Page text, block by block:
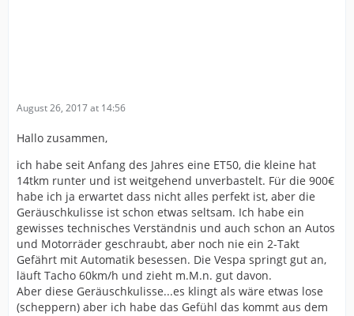
August 26, 2017 at 14:56
Hallo zusammen,
ich habe seit Anfang des Jahres eine ET50, die kleine hat
14tkm runter und ist weitgehend unverbastelt. Für die 900€
habe ich ja erwartet dass nicht alles perfekt ist, aber die
Geräuschkulisse ist schon etwas seltsam. Ich habe ein
gewisses technisches Verständnis und auch schon an Autos
und Motorräder geschraubt, aber noch nie ein 2-Takt
Gefährt mit Automatik besessen. Die Vespa springt gut an,
läuft Tacho 60km/h und zieht m.M.n. gut davon.
Aber diese Geräuschkulisse...es klingt als wäre etwas lose
(scheppern) aber ich habe das Gefühl das kommt aus dem